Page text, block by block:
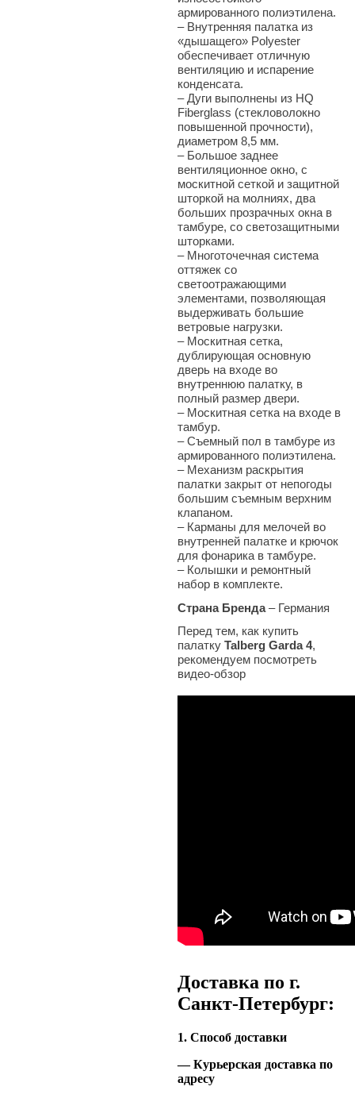
армированного полиэтилена.
– Внутренняя палатка из
«дышащего» Polyester
обеспечивает отличную
вентиляцию и испарение
конденсата.
–Дуги выполнены из HQ
Fiberglass (стекловолокно
повышенной прочности),
диаметром 8,5 мм.
– Большое заднее
вентиляционное окно, с
москитной сеткой и защитной
шторкой на молниях, два
больших прозрачных окна в
тамбуре, со светозащитными
шторками.
– Многоточечная система
оттяжек со
светоотражающими
элементами, позволяющая
выдерживать большие
ветровые нагрузки.
– Москитная сетка,
дублирующая основную
дверь на входе во
внутреннюю палатку, в
полный размер двери.
– Москитная сетка на входе в
тамбур.
–Съемный пол в тамбуре из
армированного полиэтилена.
– Механизм раскрытия
палатки закрыт от непогоды
большим съемным верхним
клапаном.
– Карманы для мелочей во
внутренней палатке и крючок
для фонарика в тамбуре.
– Колышки и ремонтный
набор в комплекте.
Страна Бренда– Германия
Перед тем, как купить
палатку Talberg Garda 4,
рекомендуем посмотреть
видео-обзор
Доставка по г.
Санкт-Петербург:
1. Способ доставки
— Курьерская доставка по
адресу